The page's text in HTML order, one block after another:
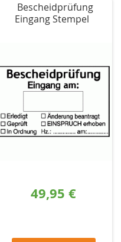
Bescheidprüfung
Eingang Stempel
49,95 €